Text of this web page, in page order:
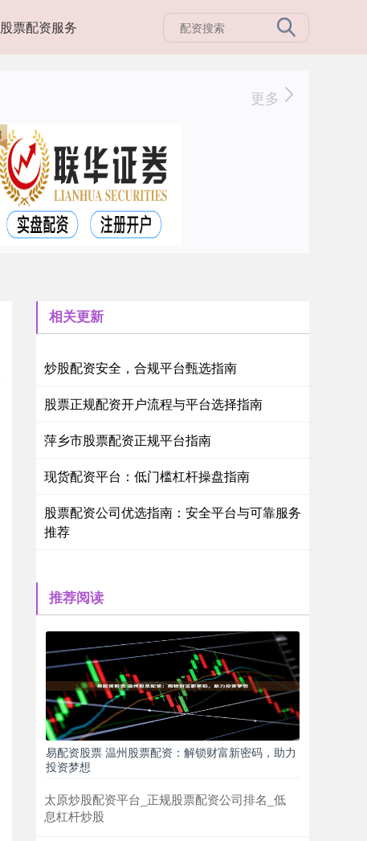
票配资服务
更多
相关更新
炒股配资安全，合规平台甄选指南
股票正规配资开户流程与平台选择指南
萍乡市股票配资正规平台指南
现货配资平台：低门槛杠杆操盘指南
股票配资公司优选指南：安全平台与可靠服务
推荐
推荐阅读
易配资股票 温州股票配资：解锁财富新密码，助力
投资梦想
太原炒股配资平台_正规股票配资公司排名_低
息杠杆炒股